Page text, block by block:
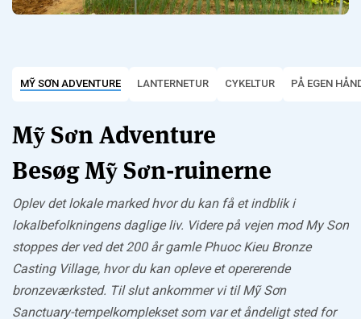
MỸ SƠN ADVENTURE LANTERNETUR CYKELTUR PÅ EGEN
Mỹ Sơn Adventure
Besøg Mỹ Sơn-ruinerne
Oplev det lokale marked hvor du kan få et indblik i
lokalbefolkningens daglige liv. Videre på vejen mod My Son
stoppes der ved det 200 år gamle Phuoc Kieu Bronze
Casting Village, hvor du kan opleve et opererende
bronzeværksted. Til slut ankommer vi til Mỹ Sơn
Sanctuary-tempelkomplekset som var et åndeligt sted for